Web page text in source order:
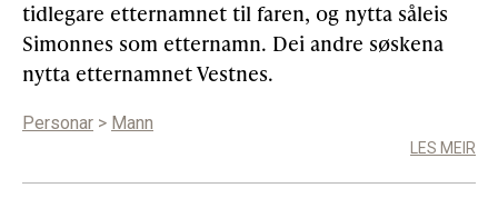
tidlegare etternamnet til faren, og nytta såleis
Simonnes som etternamn. Dei andre søskena
nytta etternamnet Vestnes.
Personar > Mann
LES MEIR